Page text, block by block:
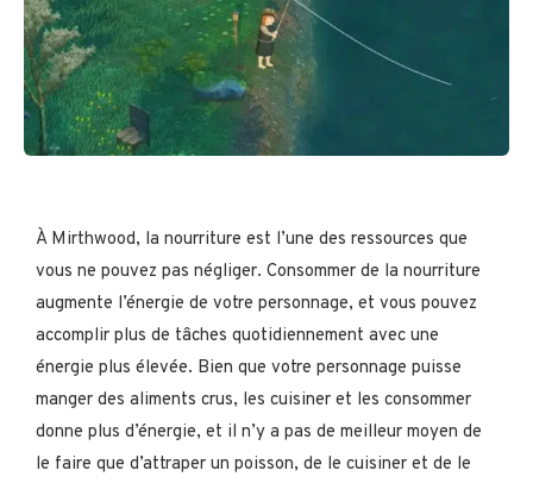
À Mirthwood, la nourriture est l’une des ressources que
vous ne pouvez pas négliger. Consommer de la nourriture
augmente l’énergie de votre personnage, et vous pouvez
accomplir plus de tâches quotidiennement avec une
énergie plus élevée. Bien que votre personnage puisse
manger des aliments crus, les cuisiner et les consommer
donne plus d’énergie, et il n’y a pas de meilleur moyen de
le faire que d’attraper un poisson, de le cuisiner et de le